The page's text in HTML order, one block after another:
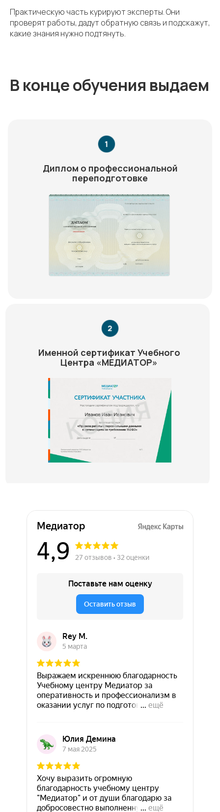
Практическую часть курируют эксперты. Они
проверят работы, дадут обратную связь и подскажут,
какие знания нужно подтянуть.
В конце обучения выдаем
Именной сертификат Учебного
Центра «МЕДИАТОР»
Диплом о профессиональной
переподготовке
Медиатор на карте Химок — Яндекс Карты